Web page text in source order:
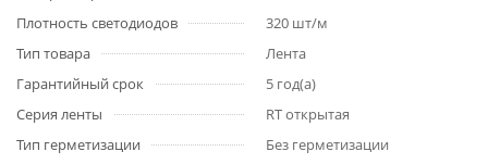
Плотность светодиодов
320 шт/м
Тип товара
Лента
Гарантийный срок
5 год(а)
Серия ленты
RT открытая
Тип герметизации
Без герметизации